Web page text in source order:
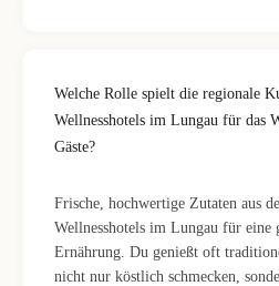
Welche Rolle spielt die regionale
Wellnesshotels im Lungau für das
Gäste?
Frische, hochwertige Zutaten aus
Wellnesshotels im Lungau für eine
Ernährung. Du genießt oft
nicht nur köstlich schmecken,